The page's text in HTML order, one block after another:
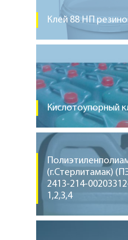
Клей 88 НП
Кислотоупорный
(г.Стерлитамак)
2413-214-
1,2,3,4